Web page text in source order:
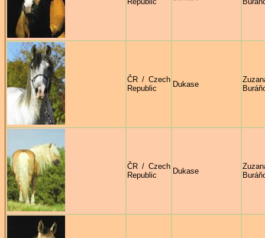
ČR / Czech
Republic
Dukase
ČR / Czech
Republic
Dukase